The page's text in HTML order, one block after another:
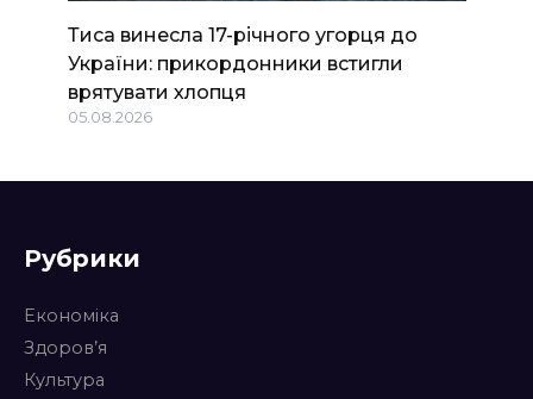
Тиса винесла 17-річного угорця до
України: прикордонники встигли
врятувати хлопця
05.08.2026
Рубрики
Економіка
Здоров’я
Культура